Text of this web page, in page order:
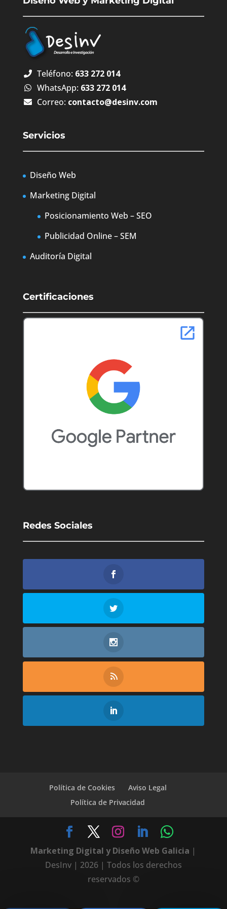
Teléfono: 633 272 014
WhatsApp: 633 272 014
Correo: contacto@desinv.com
Servicios
Diseño Web
Marketing Digital
Posicionamiento Web – SEO
Publicidad Online – SEM
Auditoría Digital
Certificaciones
Redes Sociales
Política de Cookies
Aviso Legal
Política de Privacidad
Marketing Digital y Diseño Web Galicia |
DesInv | 2026 | Todos los derechos
reservados ©